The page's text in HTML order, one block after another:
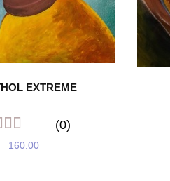
EXTREME
(0)
160.00